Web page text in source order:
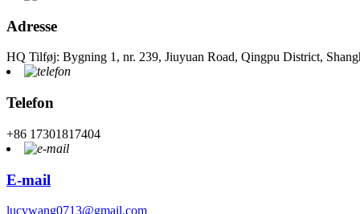
Adresse
HQ Tilføj: Bygning 1, nr. 239, Jiuyuan Road, Qingpu District,
Telefon
+86 17301817404
E-mail
lucywang0713@gmail.com